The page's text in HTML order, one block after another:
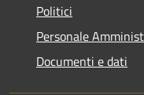
Politici
Personale
Documenti e dati